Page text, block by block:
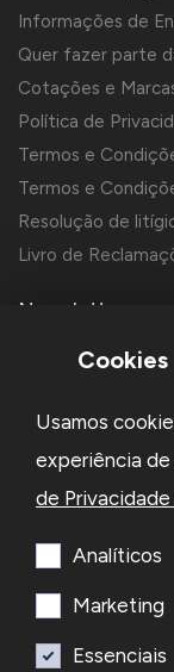
Informações de
Quer fazer parte
Cotações e
Política de
Termos e
Termos e
Resolução de
Livro de
Newsletter
Li e aceito a
Cookies
Usamos
experiência de
de
Analíticos
Marketing
Essenciais